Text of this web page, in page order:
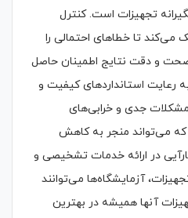
تجهیزات است. کنترل
می‌کند تا خطاهای احتمالی را
و دقت نتایج اطمینان حاصل
رعایت استانداردهای کیفیت و
جدی و خرابی‌های
که می‌تواند منجر به کاهش
در ارائه خدمات تشخیصی و
آزمایشگاه‌ها می‌توانند
آنها همیشه در بهترین